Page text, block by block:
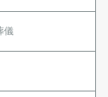
儀